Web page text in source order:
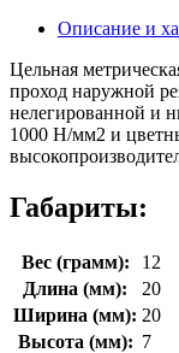
Описание и
Цельная
проход наружной
нелегированной и
1000 Н/мм2 и
Габариты:
Вес (грамм):
12
Длина (мм):
20
Ширина (мм): 20
Высота (мм): 7